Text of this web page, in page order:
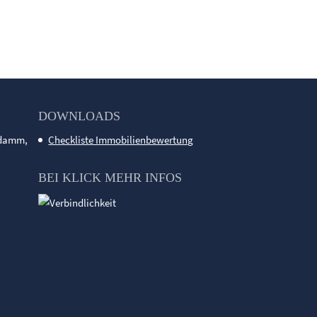
DOWNLOADS
Checkliste Immobilienbewertung
BEI KLICK MEHR INFOS